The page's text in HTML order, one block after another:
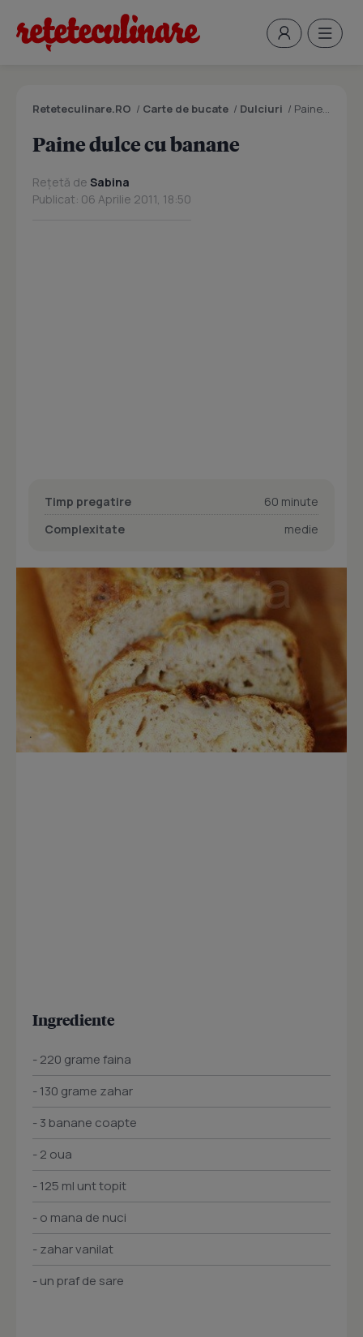
Reteteculinare.RO / Carte de bucate / Dulciuri / Paine dulce cu banane
Paine dulce cu banane
Rețetă de Sabina
Publicat: 06 Aprilie 2011, 18:50
Timp pregatire
60 minute
Complexitate
medie
Ingrediente
- 220 grame faina
- 130 grame zahar
- 3 banane coapte
- 2 oua
- 125 ml unt topit
- o mana de nuci
- zahar vanilat
- un praf de sare